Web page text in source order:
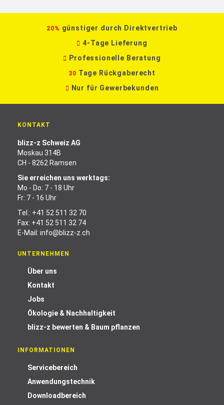
20% günstiger durch Direktvertrieb
4-Tage Lieferung
Professionelle Beratung
30 Tage Rückgaberecht
Nur für Gewerbekunden
KONTAKT
blizz-z Schweiz AG
Moskau 314B
CH - 8262 Ramsen
Sie erreichen uns werktags:
Mo - Do: 7 - 18 Uhr
Fr: 7 - 16 Uhr
Tel.: +41 52 511 32 70
Fax: +41 52 511 32 74
E-Mail: info@blizz-z.ch
UNTERNEHMEN
Über uns
Kontakt
Jobs
Ökologie & Nachhaltigkeit
blizz-z bewerten & Baum pflanzen
INFORMATIONEN
Servicebereich
Anwendungstechnik
Downloadbereich